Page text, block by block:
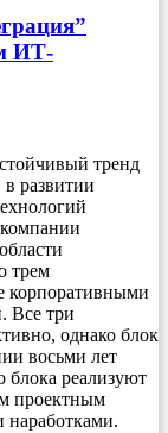
ИТ-
тренд
развитии
трем
корпоративными
Все три
однако блок
восьми лет
реализуют
проектным